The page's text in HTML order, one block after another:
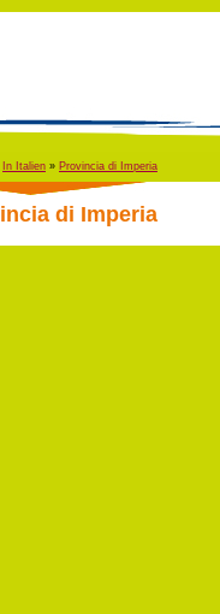
In Italien » Provincia di Imperia
di Imperia